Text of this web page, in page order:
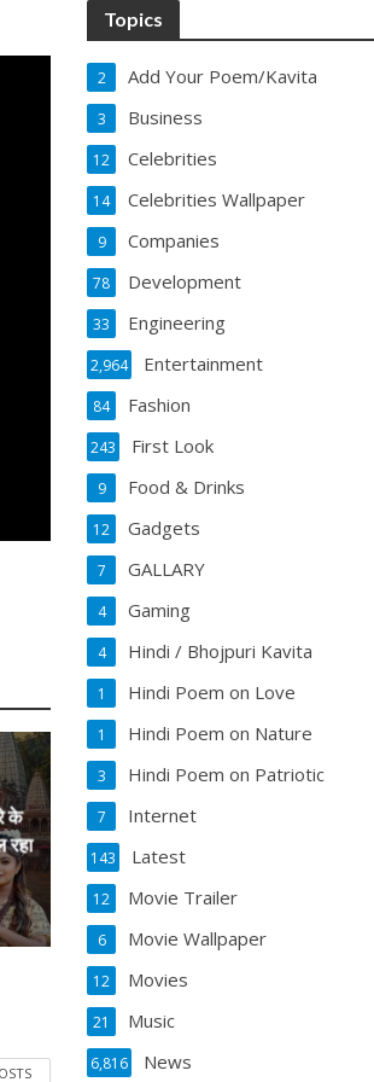
के
रहा
Topics
Add Your Poem/Kavita
2
Business
3
Celebrities
12
Celebrities Wallpaper
14
Companies
9
Development
78
Engineering
33
Entertainment
2,964
Fashion
84
First Look
243
Food & Drinks
9
Gadgets
12
GALLARY
7
Gaming
4
Hindi / Bhojpuri Kavita
4
Hindi Poem on Love
1
Hindi Poem on Nature
1
Hindi Poem on Patriotic
3
Internet
7
Latest
143
Movie Trailer
12
Movie Wallpaper
6
Movies
12
Music
21
News
6,816